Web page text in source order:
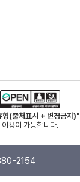
(출처표시 + 변경금지)"
이용이 가능합니다.
2154